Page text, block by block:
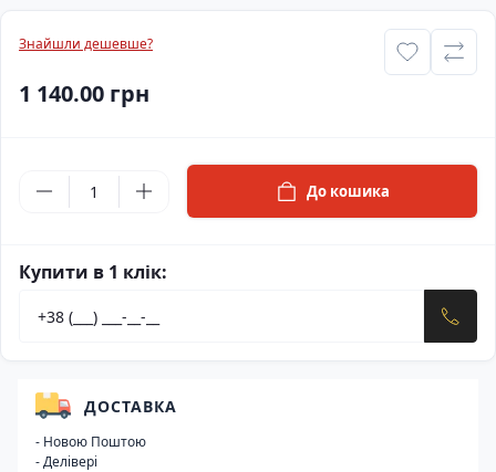
Знайшли дешевше?
1 140.00 грн
До кошика
Купити в 1 клік:
ДОСТАВКА
- Новою Поштою
- Делівері